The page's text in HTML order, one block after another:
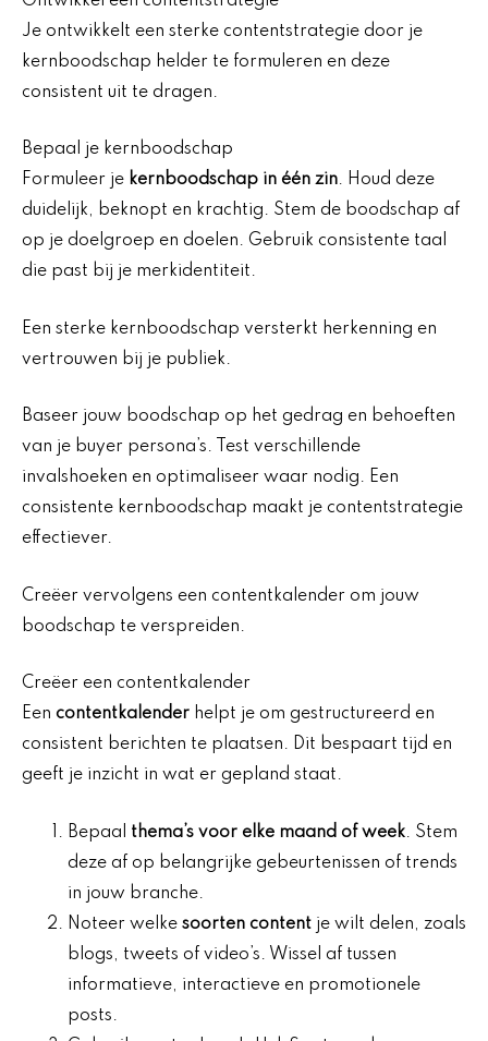
Je ontwikkelt een sterke contentstrategie door je
kernboodschap helder te formuleren en deze
consistent uit te dragen.
Bepaal je kernboodschap
Formuleer je kernboodschap in één zin. Houd deze
duidelijk, beknopt en krachtig. Stem de boodschap af
op je doelgroep en doelen. Gebruik consistente taal
die past bij je merkidentiteit.
Een sterke kernboodschap versterkt herkenning en
vertrouwen bij je publiek.
Baseer jouw boodschap op het gedrag en behoeften
van je buyer persona’s. Test verschillende
invalshoeken en optimaliseer waar nodig. Een
consistente kernboodschap maakt je contentstrategie
effectiever.
Creëer vervolgens een contentkalender om jouw
boodschap te verspreiden.
Creëer een contentkalender
Een contentkalender helpt je om gestructureerd en
consistent berichten te plaatsen. Dit bespaart tijd en
geeft je inzicht in wat er gepland staat.
Bepaal thema’s voor elke maand of week. Stem
deze af op belangrijke gebeurtenissen of trends
in jouw branche.
Noteer welke soorten content je wilt delen, zoals
blogs, tweets of video’s. Wissel af tussen
informatieve, interactieve en promotionele
posts.